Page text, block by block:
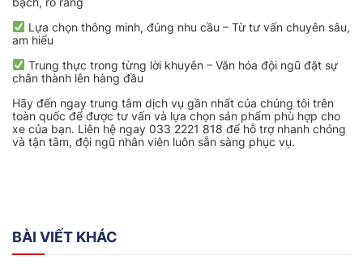
Lựa chọn thông minh, đúng nhu cầu – Từ tư vấn chuyên sâu,
am hiểu
Trung thực trong từng lời khuyên – Văn hóa đội ngũ đặt sự
chân thành lên hàng đầu
Hãy đến ngay trung tâm dịch vụ gần nhất của chúng tôi trên
toàn quốc để được tư vấn và lựa chọn sản phẩm phù hợp cho
xe của bạn. Liên hệ ngay 033 2221 818 để hỗ trợ nhanh chóng
và tận tâm, đội ngũ nhân viên luôn sẵn sàng phục vụ.
BÀI VIẾT KHÁC